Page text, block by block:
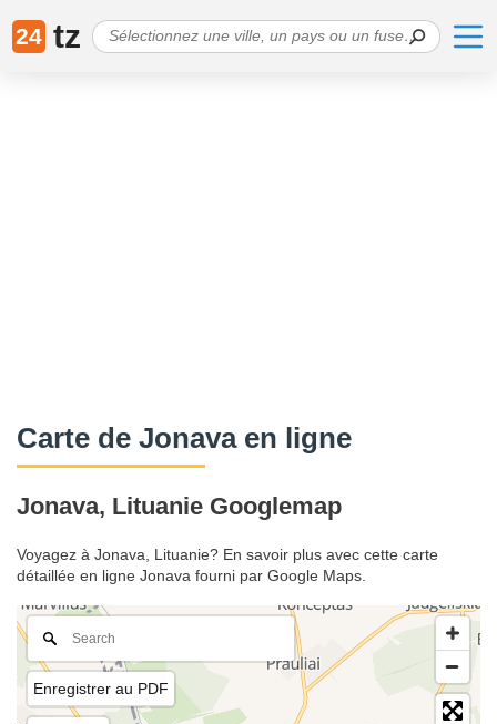
24 tz
Сarte de Jonava en ligne
Jonava, Lituanie Googlemap
Voyagez à Jonava, Lituanie? En savoir plus avec cette carte
détaillée en ligne Jonava fourni par Google Maps.
Enregistrer au PDF